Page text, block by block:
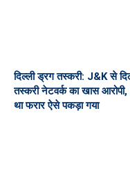
दिल्ली ड्रग तस्करी: J&K से
तस्करी नेटवर्क का खास
था फरार ऐसे पकड़ा गया